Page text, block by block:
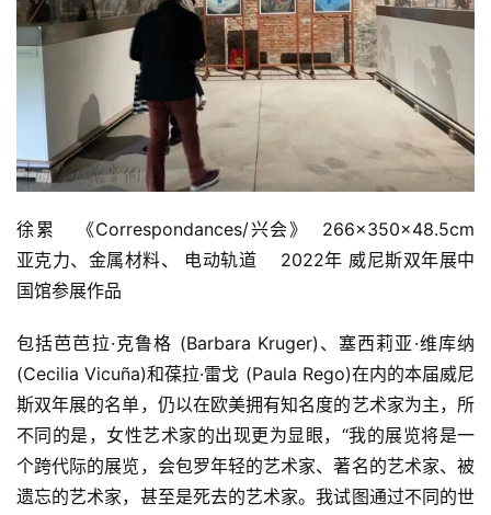
徐累   《Correspondances/兴会》  266×350×48.5cm
亚克力、金属材料、 电动轨道    2022年 威尼斯双年展中
国馆参展作品
包括芭芭拉·克鲁格 (Barbara Kruger)、塞西莉亚·维库纳
(Cecilia Vicuña)和葆拉·雷戈 (Paula Rego)在内的本届威尼
斯双年展的名单，仍以在欧美拥有知名度的艺术家为主，所
不同的是，女性艺术家的出现更为显眼，“我的展览将是一
个跨代际的展览，会包罗年轻的艺术家、著名的艺术家、被
遗忘的艺术家，甚至是死去的艺术家。我试图通过不同的世